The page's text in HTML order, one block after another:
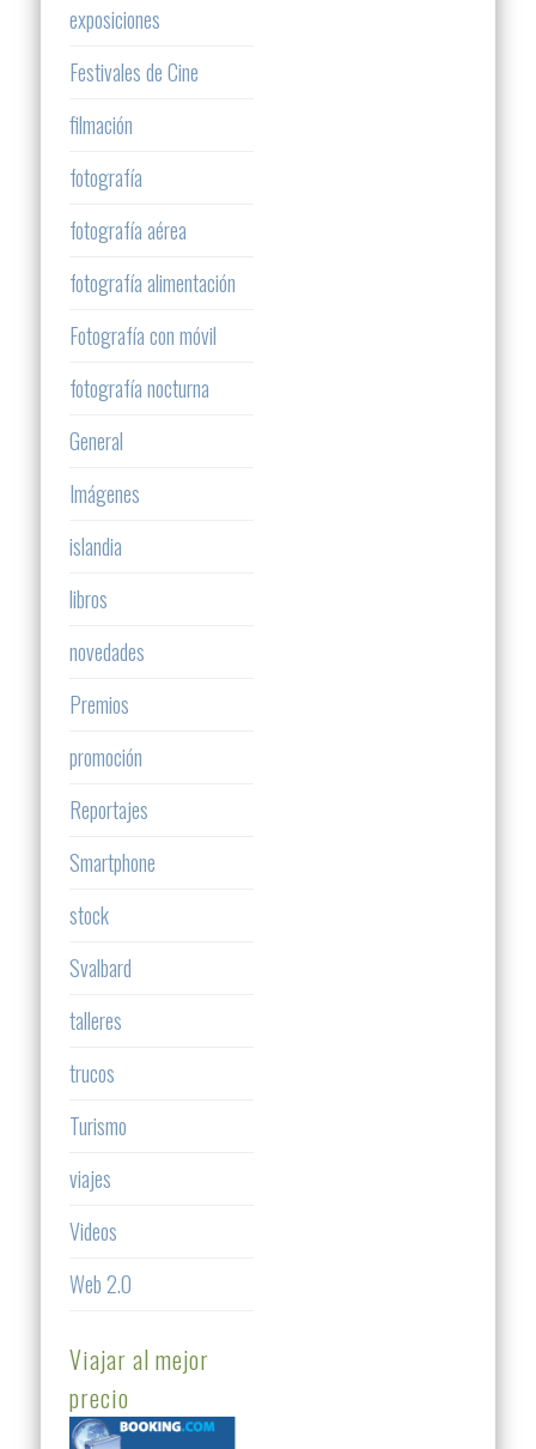
exposiciones
Festivales de Cine
filmación
fotografía
fotografía aérea
fotografía alimentación
Fotografía con móvil
fotografía nocturna
General
Imágenes
islandia
libros
novedades
Premios
promoción
Reportajes
Smartphone
stock
Svalbard
talleres
trucos
Turismo
viajes
Videos
Web 2.0
Viajar al mejor
precio